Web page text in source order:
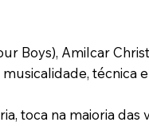
Boys), Amilcar
técnica
toca na maioria